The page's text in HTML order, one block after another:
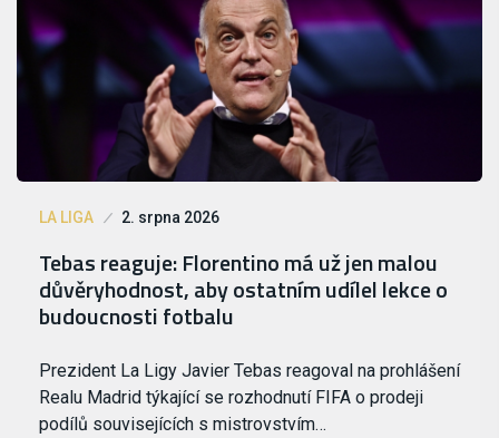
LA LIGA 2. srpna 2026
Tebas reaguje: Florentino má už jen malou
důvěryhodnost, aby ostatním udílel lekce o
budoucnosti fotbalu
Prezident La Ligy Javier Tebas reagoval na prohlášení
Realu Madrid týkající se rozhodnutí FIFA o prodeji
podílů souvisejících s mistrovstvím…